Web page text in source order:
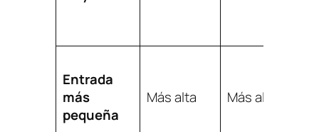
Entrada
más
pequeña
Más alta Más alta